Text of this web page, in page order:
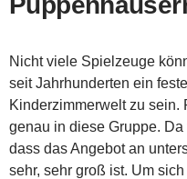
Nicht viele Spielzeuge
seit Jahrhunderten ein
Kinderzimmerwelt zu sein.
genau in diese Gruppe.
dass das Angebot an
sehr, sehr groß ist. Um